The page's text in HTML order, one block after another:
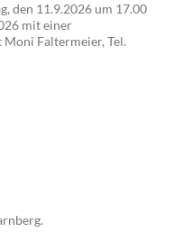
den 11.9.2026 um 17.00
mit einer
Faltermeier, Tel.